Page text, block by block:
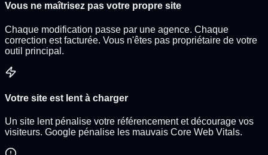
Vous ne maîtrisez pas votre propre site
Chaque modification passe par une agence. Chaque
correction est facturée. Vous n'êtes pas propriétaire de votre
outil principal.
Votre site est lent à charger
Un site lent pénalise votre référencement et décourage vos
visiteurs. Google pénalise les mauvais Core Web Vitals.